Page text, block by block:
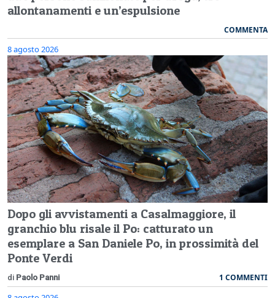
allontanamenti e un’espulsione
COMMENTA
8 agosto 2026
Dopo gli avvistamenti a Casalmaggiore, il
granchio blu risale il Po: catturato un
esemplare a San Daniele Po, in prossimità del
Ponte Verdi
di Paolo Panni 1 COMMENTI